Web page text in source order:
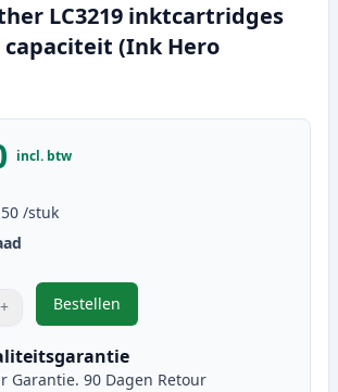
LC3219 inktcartridges
capaciteit (Ink Hero
incl. btw
/stuk
om aan te passen
+ Bestellen
,5 stuks Brother LC3219
Garantie. 90 Dagen Retour